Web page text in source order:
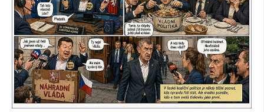
PLNÁ VERZE STRÁNEK